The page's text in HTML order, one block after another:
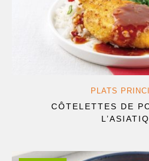
PLATS
CÔTELETTES DE